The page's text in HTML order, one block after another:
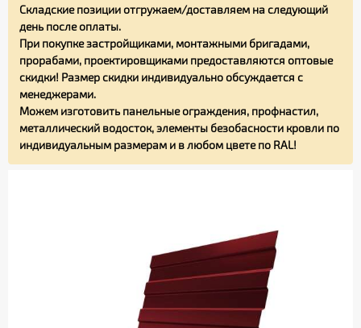
Складские позиции отгружаем/доставляем на следующий
день после оплаты.
При покупке застройщиками, монтажными бригадами,
прорабами, проектировщиками предоставляются оптовые
скидки! Размер скидки индивидуально обсуждается с
менеджерами.
Можем изготовить панельные ограждения, профнастил,
металлический водосток, элементы безобасности кровли по
индивидуальным размерам и в любом цвете по RAL!